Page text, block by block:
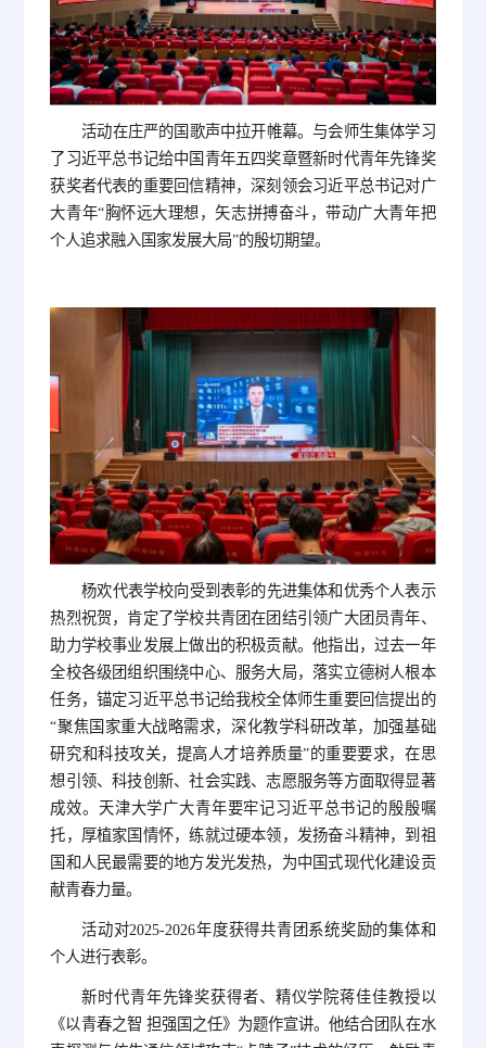
活动在庄严的国歌声中拉开帷幕。与会师生集体学习
了习近平总书记给中国青年五四奖章暨新时代青年先锋奖
获奖者代表的重要回信精神，深刻领会习近平总书记对广
大青年“胸怀远大理想，矢志拼搏奋斗，带动广大青年把
个人追求融入国家发展大局”的殷切期望。
杨欢代表学校向受到表彰的先进集体和优秀个人表示
热烈祝贺，肯定了学校共青团在团结引领广大团员青年、
助力学校事业发展上做出的积极贡献。他指出，过去一年
全校各级团组织围绕中心、服务大局，落实立德树人根本
任务，锚定习近平总书记给我校全体师生重要回信提出的
“聚焦国家重大战略需求，深化教学科研改革，加强基础
研究和科技攻关，提高人才培养质量”的重要要求，在思
想引领、科技创新、社会实践、志愿服务等方面取得显著
成效。天津大学广大青年要牢记习近平总书记的殷殷嘱
托，厚植家国情怀，练就过硬本领，发扬奋斗精神，到祖
国和人民最需要的地方发光发热，为中国式现代化建设贡
献青春力量。
活动对2025-2026年度获得共青团系统奖励的集体和
个人进行表彰。
新时代青年先锋奖获得者、精仪学院蒋佳佳教授以
《以青春之智 担强国之任》为题作宣讲。他结合团队在水